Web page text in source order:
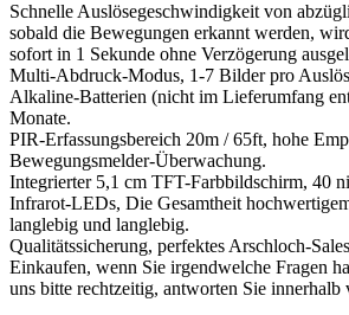
Schnelle Auslösegeschwindigkeit von
sobald die Bewegungen erkannt werden,
sofort in 1 Sekunde ohne Verzögerung
Multi-Abdruck-Modus, 1-7 Bilder pro
Alkaline-Batterien (nicht im Lieferumfang
Monate.
PIR-Erfassungsbereich 20m / 65ft, hohe
Bewegungsmelder-Überwachung.
Integrierter 5,1 cm TFT-Farbbildschirm, 40
Infrarot-LEDs, Die Gesamtheit
langlebig und langlebig.
Qualitätssicherung, perfektes Arschloch-
Einkaufen, wenn Sie irgendwelche Fragen
uns bitte rechtzeitig, antworten Sie innerhalb